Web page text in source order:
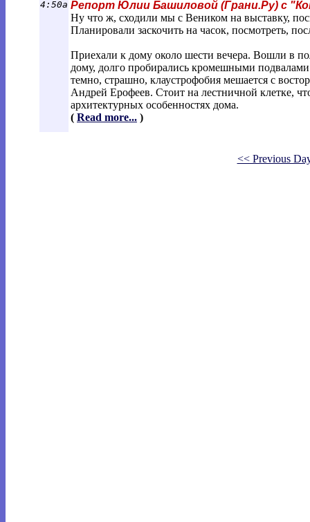
4:50a Репорт Юлии Башиловой (Грани.Ру) с
Ну что ж, сходили мы с Веником на выставку,
Планировали заскочить на часок, посмотреть,
Приехали к дому около шести вечера. Вошли в
дому, долго пробирались кромешными
темно, страшно, клаустрофобия мешается с
Андрей Ерофеев. Стоит на лестничной клетке,
архитектурных особенностях дома.
( Read more... )
<< Previous